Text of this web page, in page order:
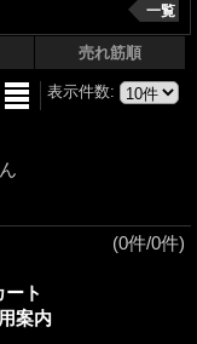
一覧
売れ筋順
表示件数:
(0件/0件)
ト
案内